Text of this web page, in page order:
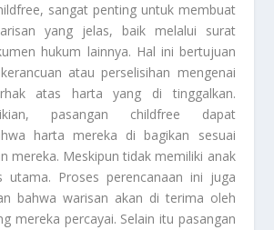
sangat penting untuk membuat
yang jelas, baik melalui surat
hukum lainnya. Hal ini bertujuan
atau perselisihan mengenai
atas harta yang di tinggalkan.
pasangan childfree dapat
harta mereka di bagikan sesuai
mereka. Meskipun tidak memiliki anak
utama. Proses perencanaan ini juga
bahwa warisan akan di terima oleh
mereka percayai. Selain itu pasangan